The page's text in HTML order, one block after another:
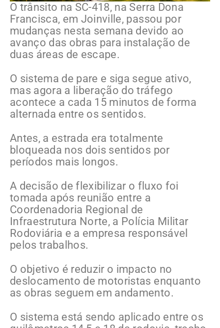
O trânsito na SC-418, na Serra Dona
Francisca, em Joinville, passou por
mudanças nesta semana devido ao
avanço das obras para instalação de
duas áreas de escape.
O sistema de pare e siga segue ativo,
mas agora a liberação do tráfego
acontece a cada 15 minutos de forma
alternada entre os sentidos.
Antes, a estrada era totalmente
bloqueada nos dois sentidos por
períodos mais longos.
A decisão de flexibilizar o fluxo foi
tomada após reunião entre a
Coordenadoria Regional de
Infraestrutura Norte, a Polícia Militar
Rodoviária e a empresa responsável
pelos trabalhos.
O objetivo é reduzir o impacto no
deslocamento de motoristas enquanto
as obras seguem em andamento.
O sistema está sendo aplicado entre os